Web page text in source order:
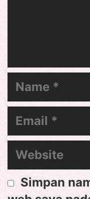
Name
Email
Website
Simpan